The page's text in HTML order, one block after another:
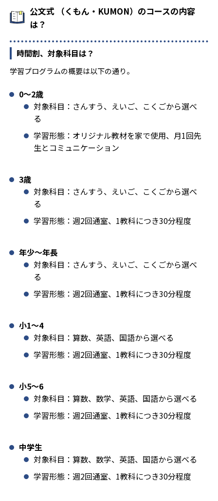
公文式 （くもん・KUMON）のコースの内容
は？
時間割、対象科目は？
学習プログラムの概要は以下の通り。
0〜2歳
対象科目：さんすう、えいご、こくごから選べ
る
学習形態：オリジナル教材を家で使用、月1回先
生とコミュニケーション
3歳
対象科目：さんすう、えいご、こくごから選べ
る
学習形態：週2回通室、1教科につき30分程度
年少〜年長
対象科目：さんすう、えいご、こくごから選べ
る
学習形態：週2回通室、1教科につき30分程度
小1️〜4
対象科目：算数、英語、国語から選べる
学習形態：週2回通室、1教科につき30分程度
小5〜6
対象科目：算数、数学、英語、国語から選べる
学習形態：週2回通室、1教科につき30分程度
中学生
対象科目：算数、数学、英語、国語から選べる
学習形態：週2回通室、1教科につき30分程度